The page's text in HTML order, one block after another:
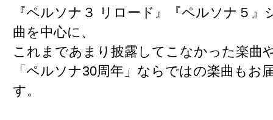
『ペルソナ３ リロード』『ペルソナ５』
曲を中心に、
これまであまり披露してこなかった楽曲
「ペルソナ30周年」ならではの楽曲もお
す。